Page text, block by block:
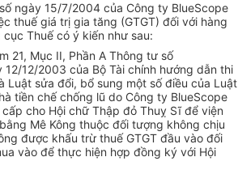
ngày 15/7/2004 của Công ty BlueScope
thuế giá trị gia tăng (GTGT) đối với hàng
Thuế có ý kiến như sau:
21, Mục II, Phần A Thông tư số
12/12/2003 của Bộ Tài chính hướng dẫn thi
Luật sửa đổi, bổ sung một số điều của Luật
tiền chế chống lũ do Công ty BlueScope
cho Hội chữ Thập đỏ Thuỵ Sĩ để viện
Mê Kông thuộc đối tượng không chịu
được khấu trừ thuế GTGT đầu vào đối
vào để thực hiện hợp đồng ký với Hội